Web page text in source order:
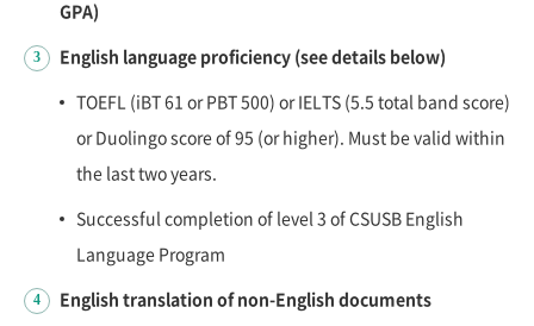
GPA)
3
English language proficiency (see details below)
TOEFL (iBT 61 or PBT 500) or IELTS (5.5 total band score)
or Duolingo score of 95 (or higher). Must be valid within
the last two years.
Successful completion of level 3 of CSUSB English
Language Program
4 English translation of non-English documents